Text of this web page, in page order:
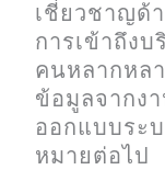
เชี่ยวชาญด้
การเข้าถึง
คนหลากหล
ข้อมูลจากง
ออกแบบระ
หมายต่อไป